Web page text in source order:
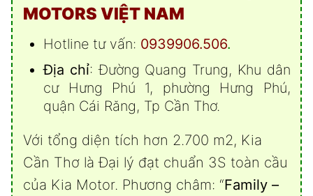
MOTORS VIỆT NAM
Hotline tư vấn: 0939906.506.
Địa chỉ: Đường Quang Trung, Khu dân
cư Hưng Phú 1, phường Hưng Phú,
quận Cái Răng, Tp Cần Thơ.
Với tổng diện tích hơn 2.700 m2, Kia
Cần Thơ là Đại lý đạt chuẩn 3S toàn cầu
của Kia Motor. Phương châm: “Family –